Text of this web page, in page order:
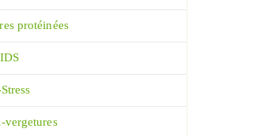
protéinées
vergetures